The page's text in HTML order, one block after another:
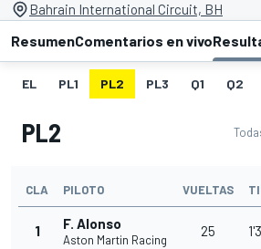
Bahrain International Circuit, BH
ResumenComentarios en vivo
EL PL1 PL2 PL3 Q1 Q2
PL2
CLA PILOTO VUELTAS
1 F. Alonso
Aston Martin Racing
25